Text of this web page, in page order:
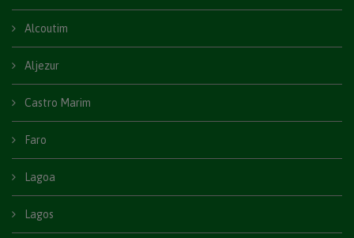
Alcoutim
Aljezur
Castro Marim
Faro
Lagoa
Lagos